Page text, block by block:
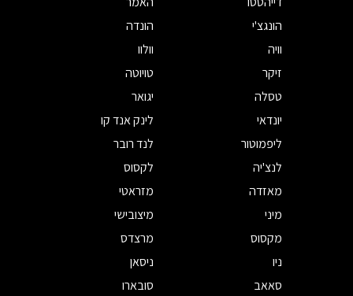
הונגצ'י
הונדה
וויה
וולוו
זיקר
טויוטה
טסלה
יגואר
יונדאי
לינק אנד קו
ליפמוטור
לנד רובר
לנצ'יה
לקסוס
מאזדה
מזראטי
מיני
מיצובישי
מקסוס
מרצדס
ניו
ניסאן
סאאב
סובארו